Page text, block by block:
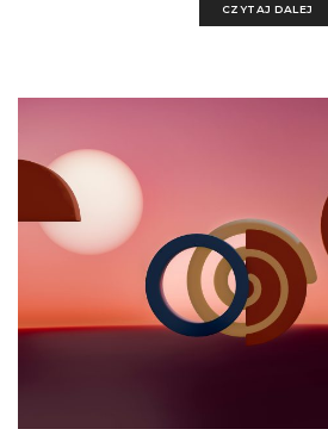
CZYTAJ DALEJ